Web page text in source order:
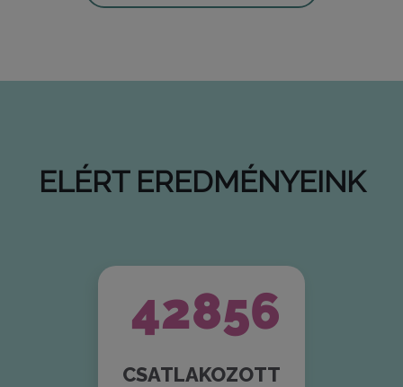
ELÉRT EREDMÉNYEINK
47837
CSATLAKOZOTT